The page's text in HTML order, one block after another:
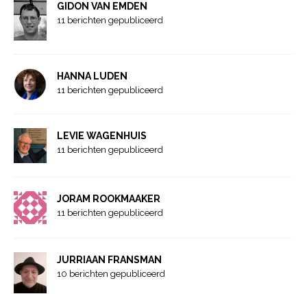
GIDON VAN EMDEN
11 berichten gepubliceerd
HANNA LUDEN
11 berichten gepubliceerd
LEVIE WAGENHUIS
11 berichten gepubliceerd
JORAM ROOKMAAKER
11 berichten gepubliceerd
JURRIAAN FRANSMAN
10 berichten gepubliceerd